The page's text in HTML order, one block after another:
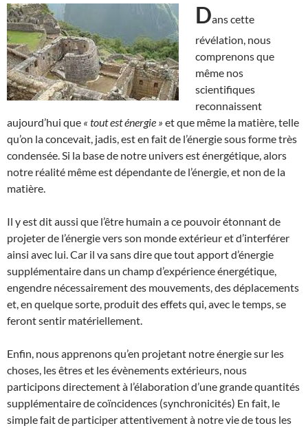
Dans cette
révélation, nous
comprenons que
même nos
scientifiques
reconnaissent
aujourd’hui que « tout est énergie » et que même la matière, telle
qu’on la concevait, jadis, est en fait de l’énergie sous forme très
condensée. Si la base de notre univers est énergétique, alors
notre réalité même est dépendante de l’énergie, et non de la
matière.
Il y est dit aussi que l’être humain a ce pouvoir étonnant de
projeter de l’énergie vers son monde extérieur et d’interférer
ainsi avec lui. Car il va sans dire que tout apport d’énergie
supplémentaire dans un champ d’expérience énergétique,
engendre nécessairement des mouvements, des déplacements
et, en quelque sorte, produit des effets qui, avec le temps, se
feront sentir matériellement.
Enfin, nous apprenons qu’en projetant notre énergie sur les
choses, les êtres et les évènements extérieurs, nous
participons directement à l’élaboration d’une grande quantités
supplémentaire de coïncidences (synchronicités) En fait, le
simple fait de participer attentivement à notre vie de tous les